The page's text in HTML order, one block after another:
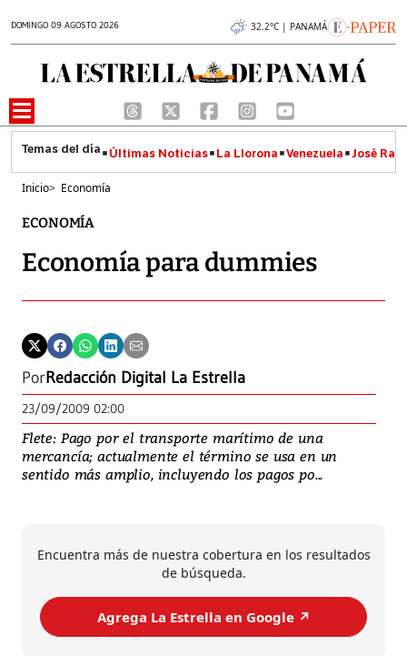
DOMINGO 09 AGOSTO 2026 32.2°C | PANAMÁ
Últimas Noticias La Llorona Venezuela José
Inicio> Economía
ECONOMÍA
Economía para dummies
PorRedacción Digital La Estrella
23/09/2009 02:00
Flete: Pago por el transporte marítimo de una
mercancía; actualmente el término se usa en un
sentido más amplio, incluyendo los pagos po...
Encuentra más de nuestra cobertura en los resultados
de búsqueda.
Agrega La Estrella en Google ↗️